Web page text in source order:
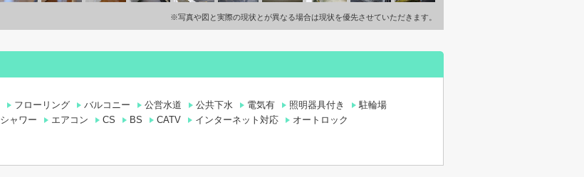
※写真や図と実際の現状とが異なる場合は現状を優先させていただきます。
フローリング バルコニー 公営水道 公共下水 電気有 照明器具付き
駐輪場
シャワー エアコン CS BS CATV インターネット対応
オートロック